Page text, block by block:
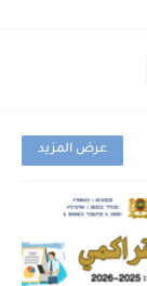
عرض المزيد